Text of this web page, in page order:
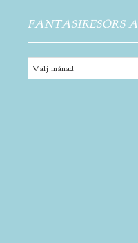
FANTASIRESORS
Fantasiresors
arkiv